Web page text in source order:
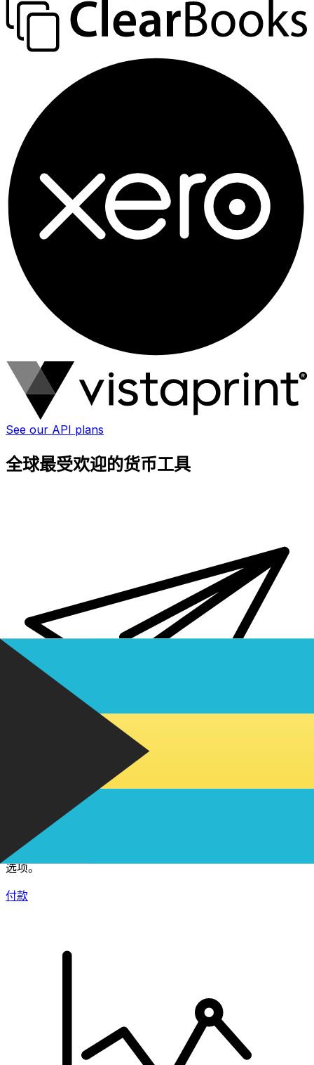
See our API plans
全球最受欢迎的货币工具
XE 国际汇款
快捷安全地在线汇款。实时跟踪和通知外加灵活的交付和付款
选项。
付款